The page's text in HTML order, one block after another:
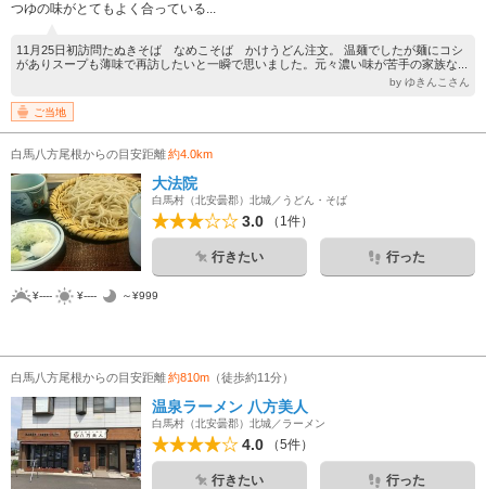
つゆの味がとてもよく合っている...
11月25日初訪問たぬきそば なめこそば かけうどん注文。 温麺でしたが麺にコシ
がありスープも薄味で再訪したいと一瞬で思いました。元々濃い味が苦手の家族な...
by ゆきんこさん
ご当地
白馬八方尾根からの目安距離約4.0km
大法院
白馬村（北安曇郡）北城／うどん・そば
3.0 （1件）
行きたい 行った
¥---- ¥---- ～¥999
白馬八方尾根からの目安距離約810m （徒歩約11分）
温泉ラーメン 八方美人
白馬村（北安曇郡）北城／ラーメン
4.0 （5件）
行きたい 行った